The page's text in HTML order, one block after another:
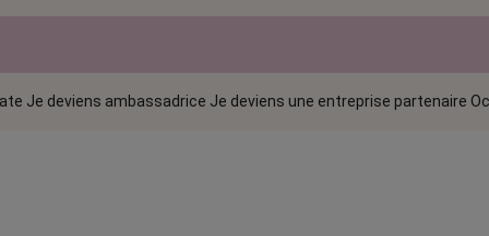
Je deviens ambassadrice Je deviens une entreprise partenaire